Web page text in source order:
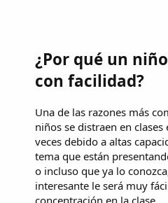
¿Por qué un
con facilidad?
Una de las razones más
niños se distraen en
veces debido a altas
tema que están
o incluso que ya lo
interesante le será muy
concentración en la clase.